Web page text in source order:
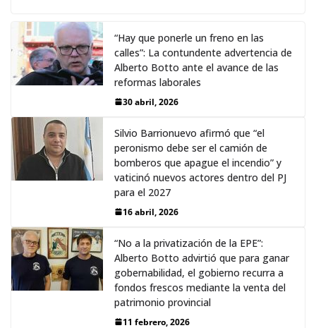
“Hay que ponerle un freno en las
calles”: La contundente advertencia de
Alberto Botto ante el avance de las
reformas laborales
30 abril, 2026
Silvio Barrionuevo afirmó que “el
peronismo debe ser el camión de
bomberos que apague el incendio” y
vaticinó nuevos actores dentro del PJ
para el 2027
16 abril, 2026
“No a la privatización de la EPE”:
Alberto Botto advirtió que para ganar
gobernabilidad, el gobierno recurra a
fondos frescos mediante la venta del
patrimonio provincial
11 febrero, 2026